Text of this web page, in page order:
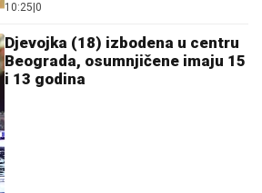
10:25 0
Djevojka (18) izbodena u centru
Beograda, osumnjičene imaju 15
i 13 godina